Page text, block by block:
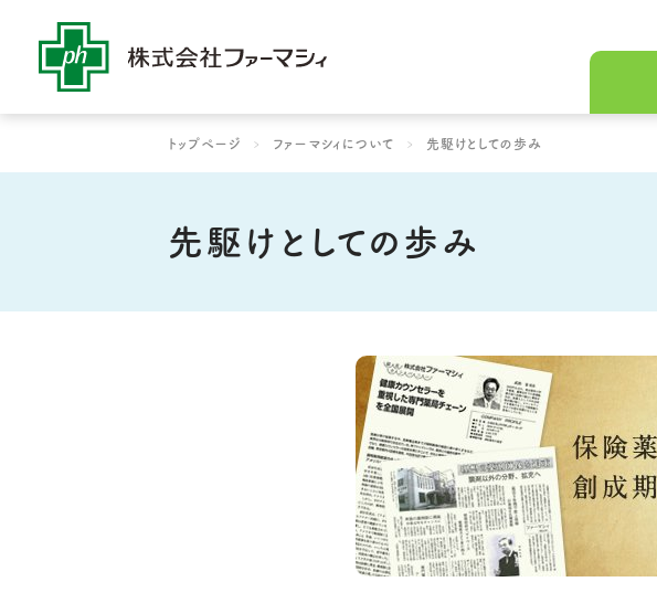
コラム ファーマシ
ファ
社是・経営理念
トップページ ファーマシィについて 先駆けとしての歩み
先駆けとしての歩み